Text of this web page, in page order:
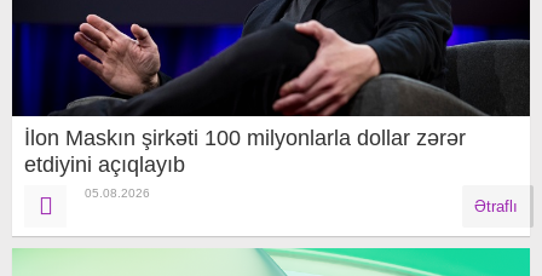
İlon Maskın şirkəti 100 milyonlarla dollar zərər
etdiyini açıqlayıb
05.08.2026
Ətraflı